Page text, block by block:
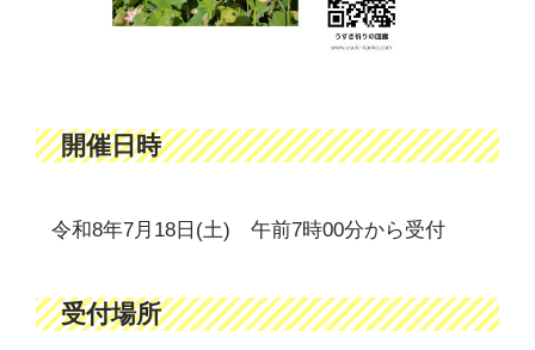
開催日時
令和8年7月18日(土) 午前7時00分から受付
受付場所